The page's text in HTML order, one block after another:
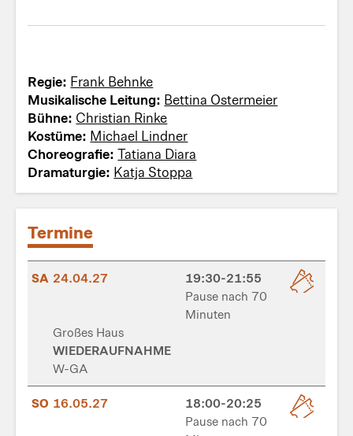
Regie: Frank Behnke
Musikalische Leitung: Bettina Ostermeier
Bühne: Christian Rinke
Kostüme: Michael Lindner
Choreografie:Tatiana Diara
Dramaturgie: Katja Stoppa
Termine
SA 24.04.27
19:30-21:55
Pause nach 70
Minuten
Großes Haus
WIEDERAUFNAHME
W-GA
SO 16.05.27
18:00-20:25
Pause nach 70